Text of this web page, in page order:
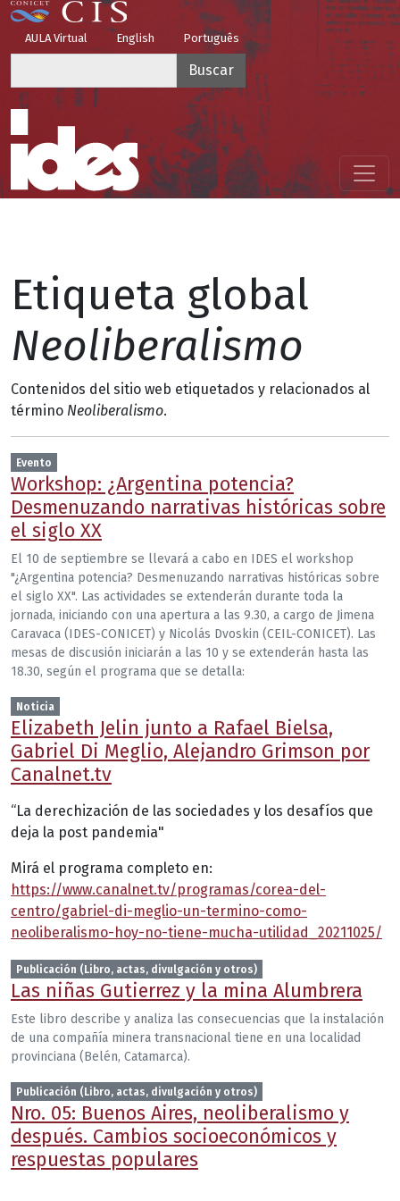
Pasar al contenido principal
Top Menu
AULA Virtual English Português
Menú principal
Etiqueta global
Neoliberalismo
Contenidos del sitio web etiquetados y relacionados al
término Neoliberalismo.
Evento
Workshop: ¿Argentina potencia?
Desmenuzando narrativas históricas sobre
el siglo XX
El 10 de septiembre se llevará a cabo en IDES el workshop
"¿Argentina potencia? Desmenuzando narrativas históricas sobre
el siglo XX". Las actividades se extenderán durante toda la
jornada, iniciando con una apertura a las 9.30, a cargo de Jimena
Caravaca (IDES-CONICET) y Nicolás Dvoskin (CEIL-CONICET). Las
mesas de discusión iniciarán a las 10 y se extenderán hasta las
18.30, según el programa que se detalla:
Noticia
Elizabeth Jelin junto a Rafael Bielsa,
Gabriel Di Meglio, Alejandro Grimson por
Canalnet.tv
“La derechización de las sociedades y los desafíos que
deja la post pandemia"
Mirá el programa completo en:
https://www.canalnet.tv/programas/corea-del-
centro/gabriel-di-meglio-un-termino-como-
neoliberalismo-hoy-no-tiene-mucha-utilidad_20211025/
Publicación (Libro, actas, divulgación y otros)
Las niñas Gutierrez y la mina Alumbrera
Este libro describe y analiza las consecuencias que la instalación
de una compañía minera transnacional tiene en una localidad
provinciana (Belén, Catamarca).
Publicación (Libro, actas, divulgación y otros)
Nro. 05: Buenos Aires, neoliberalismo y
después. Cambios socioeconómicos y
respuestas populares